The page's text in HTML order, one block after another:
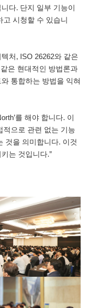
다. 단지 일부 기능이
시청할 수 있습니
처, ISO 26262와 같은
은 현대적인 방법론과
통합하는 방법을 익혀
를 해야 합니다. 이
적으로 관련 없는 기능
것을 의미합니다. 이것
는 것입니다.”